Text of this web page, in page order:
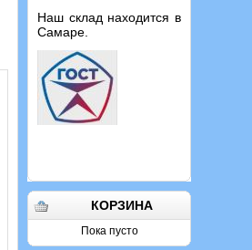
Наш склад находится в
Самаре.
КОРЗИНА
Пока пусто